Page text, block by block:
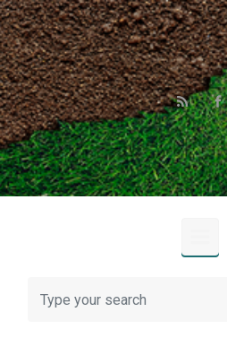
Skip to main content